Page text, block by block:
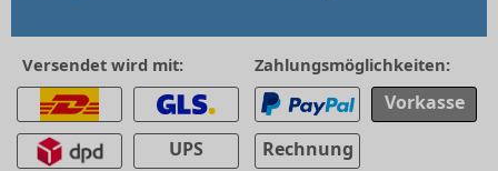
Versendet wird mit:
UPS
Zahlungsmöglichkeiten:
Vorkasse
Rechnung